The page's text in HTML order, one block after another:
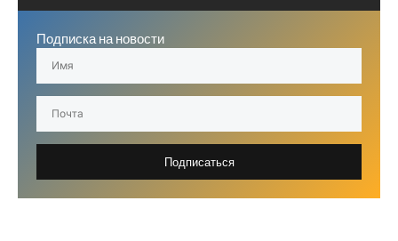
Подписка на новости
Подписаться